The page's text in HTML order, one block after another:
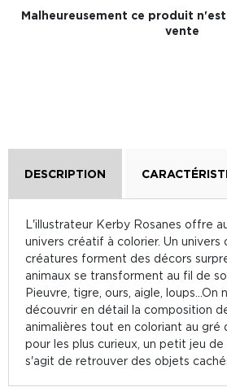
Malheureusement ce produit
vente
DESCRIPTION
L'illustrateur Kerby Rosanes offre
univers créatif à colorier. Un univers
créatures forment des décors
animaux se transforment au fil de
Pieuvre, tigre, ours, aigle, loups...On
découvrir en détail la composition
animalières tout en coloriant au gré
pour les plus curieux, un petit jeu
s'agit de retrouver des objets